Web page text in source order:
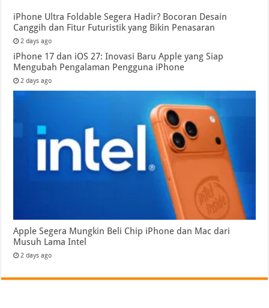
iPhone Ultra Foldable Segera Hadir? Bocoran Desain
Canggih dan Fitur Futuristik yang Bikin Penasaran
2 days ago
iPhone 17 dan iOS 27: Inovasi Baru Apple yang Siap
Mengubah Pengalaman Pengguna iPhone
2 days ago
Apple Segera Mungkin Beli Chip iPhone dan Mac dari
Musuh Lama Intel
2 days ago